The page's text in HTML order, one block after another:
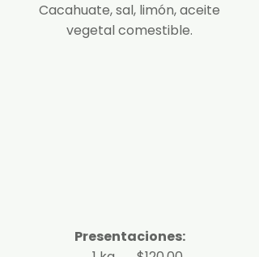
Cacahuate, sal, limón, aceite
vegetal comestible.
Presentaciones: